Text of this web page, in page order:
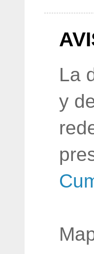
La
y